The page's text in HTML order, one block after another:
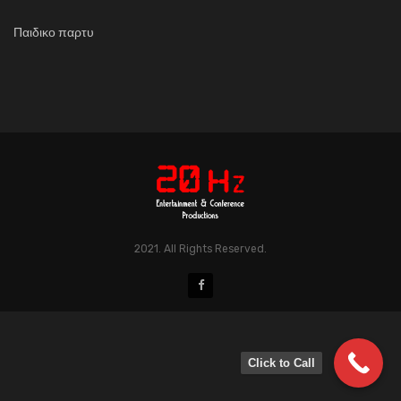
Παιδικο παρτυ
2021. All Rights Reserved.
Click to Call